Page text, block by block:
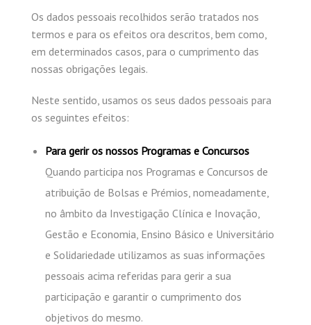
Os dados pessoais recolhidos serão tratados nos
termos e para os efeitos ora descritos, bem como,
em determinados casos, para o cumprimento das
nossas obrigações legais.
Neste sentido, usamos os seus dados pessoais para
os seguintes efeitos:
Para gerir os nossos Programas e Concursos
Quando participa nos Programas e Concursos de
atribuição de Bolsas e Prémios, nomeadamente,
no âmbito da Investigação Clínica e Inovação,
Gestão e Economia, Ensino Básico e Universitário
e Solidariedade utilizamos as suas informações
pessoais acima referidas para gerir a sua
participação e garantir o cumprimento dos
objetivos do mesmo.